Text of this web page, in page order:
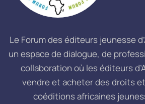
Le Forum des éditeurs jeunesse
un espace de dialogue, de
collaboration où les éditeurs
vendre et acheter des droits
coéditions africaines